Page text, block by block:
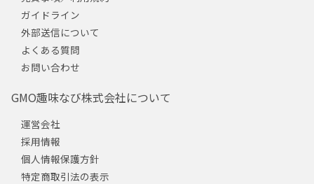
ガイドライン
外部送信について
よくある質問
お問い合わせ
GMO趣味なび株式会社について
運営会社
採用情報
個人情報保護方針
特定商取引法の表示